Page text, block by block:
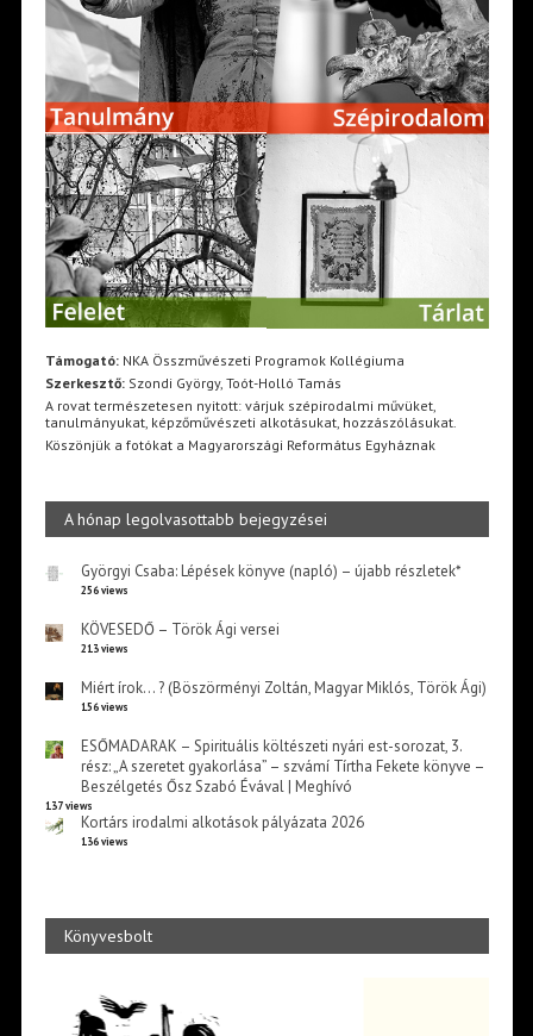
Támogató:NKA Összművészeti Programok Kollégiuma
Szerkesztő:Szondi György, Toót-Holló Tamás
A rovat természetesen nyitott: várjuk szépirodalmi művüket,
tanulmányukat, képzőművészeti alkotásukat, hozzászólásukat.
Köszönjük a fotókat a Magyarországi Református Egyháznak
A hónap legolvasottabb bejegyzései
Györgyi Csaba: Lépések könyve (napló) – újabb részletek*
256 views
KÖVESEDŐ – Török Ági versei
213 views
Miért írok… ? (Böszörményi Zoltán, Magyar Miklós, Török Ági)
156 views
ESŐMADARAK – Spirituális költészeti nyári est-sorozat, 3.
rész: „A szeretet gyakorlása” – szvámí Tírtha Fekete könyve –
Beszélgetés Ősz Szabó Évával | Meghívó
137 views
Kortárs irodalmi alkotások pályázata 2026
136 views
Könyvesbolt